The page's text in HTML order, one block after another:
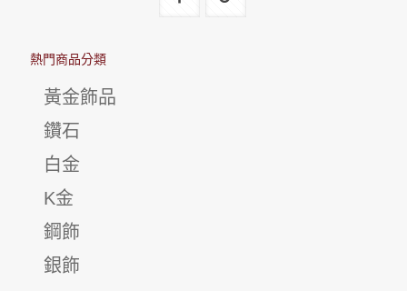
熱門商品分類
黃金飾品
鑽石
白金
K金
鋼飾
銀飾